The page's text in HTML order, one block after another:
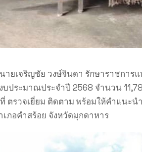
ยเจริญชัย วงษ์จินดา รักษาราชกา
ระมาณประจำปี 2568 จำนวน
วจเยี่ยม ติดตาม พร้อมให้คำแนะน
ภอคำสร้อย จังหวัดมุกดาหาร